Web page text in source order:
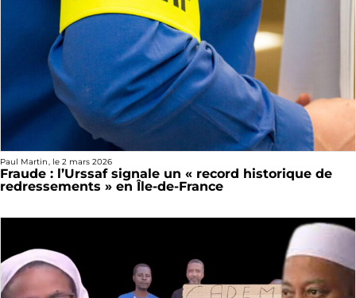
Paul Martin, le 2 mars 2026
Fraude : l’Urssaf signale un « record historique de
redressements » en Île-de-France